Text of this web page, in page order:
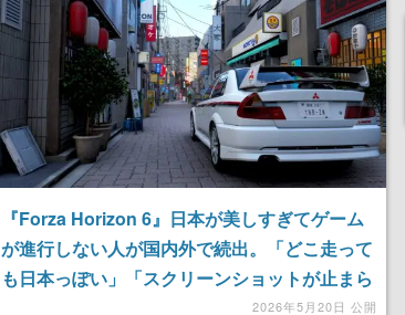
『Forza Horizon 6』日本が美しすぎてゲーム
が進行しない人が国内外で続出。「どこ走って
も日本っぽい」「スクリーンショットが止まら
ない」とユーザーから反応集まる2026年5月20日 公開